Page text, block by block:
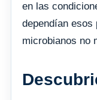
en las
dependían esos
microbianos no